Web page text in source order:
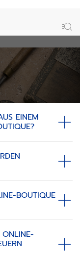
EINEM
BOUTIQUE
ONLINE-